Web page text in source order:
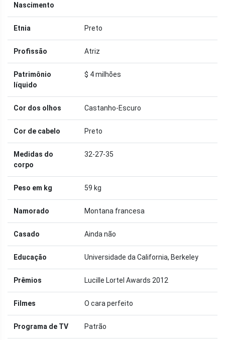
Nascimento
Etnia Preto
Profissão Atriz
Patrimônio
líquido
$ 4 milhões
Cor dos olhos Castanho-Escuro
Cor de cabelo Preto
Medidas do
corpo
32-27-35
Peso em kg 59 kg
Namorado Montana francesa
Casado Ainda não
Educação Universidade da California, Berkeley
Prêmios Lucille Lortel Awards 2012
Filmes O cara perfeito
Programa de TV Patrão